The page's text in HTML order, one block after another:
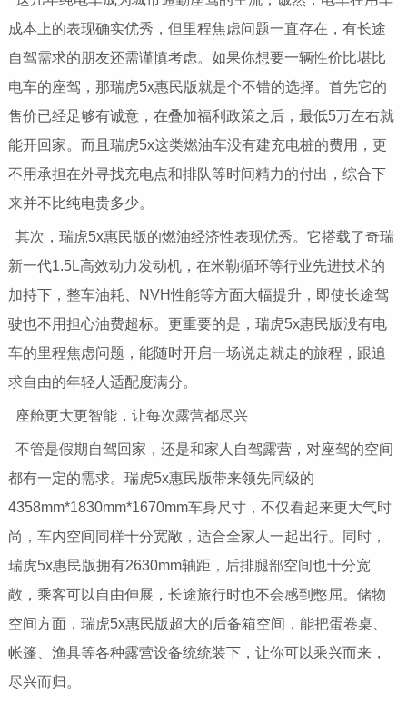
成本上的表现确实优秀，但里程焦虑问题一直存在，有长途
自驾需求的朋友还需谨慎考虑。如果你想要一辆性价比堪比
电车的座驾，那瑞虎5x惠民版就是个不错的选择。首先它的
售价已经足够有诚意，在叠加福利政策之后，最低5万左右就
能开回家。而且瑞虎5x这类燃油车没有建充电桩的费用，更
不用承担在外寻找充电点和排队等时间精力的付出，综合下
来并不比纯电贵多少。
其次，瑞虎5x惠民版的燃油经济性表现优秀。它搭载了奇瑞
新一代1.5L高效动力发动机，在米勒循环等行业先进技术的
加持下，整车油耗、NVH性能等方面大幅提升，即使长途驾
驶也不用担心油费超标。更重要的是，瑞虎5x惠民版没有电
车的里程焦虑问题，能随时开启一场说走就走的旅程，跟追
求自由的年轻人适配度满分。
座舱更大更智能，让每次露营都尽兴
不管是假期自驾回家，还是和家人自驾露营，对座驾的空间
都有一定的需求。瑞虎5x惠民版带来领先同级的
4358mm*1830mm*1670mm车身尺寸，不仅看起来更大气时
尚，车内空间同样十分宽敞，适合全家人一起出行。同时，
瑞虎5x惠民版拥有2630mm轴距，后排腿部空间也十分宽
敞，乘客可以自由伸展，长途旅行时也不会感到憋屈。储物
空间方面，瑞虎5x惠民版超大的后备箱空间，能把蛋卷桌、
帐篷、渔具等各种露营设备统统装下，让你可以乘兴而来，
尽兴而归。